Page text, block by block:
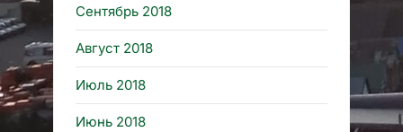
Сентябрь 2018
Август 2018
Июль 2018
Июнь 2018